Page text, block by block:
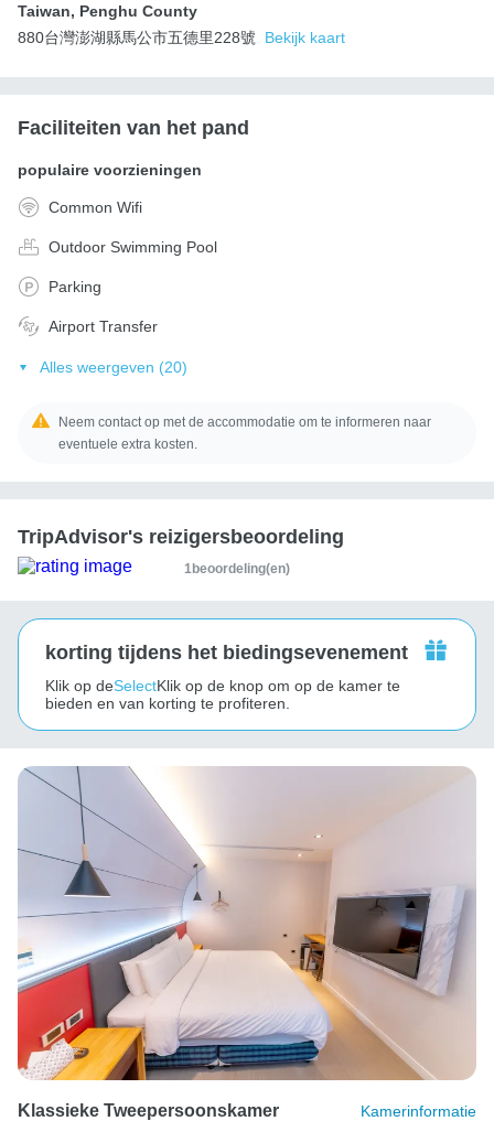
Taiwan, Penghu County
880台灣澎湖縣馬公市五德里228號
Bekijk kaart
Faciliteiten van het pand
populaire voorzieningen
Common Wifi
Outdoor Swimming Pool
Parking
Airport Transfer
Alles weergeven (20)
Neem contact op met de accommodatie om te informeren naar
eventuele extra kosten.
TripAdvisor's reizigersbeoordeling
1beoordeling(en)
korting tijdens het biedingsevenement
Klik op deSelectKlik op de knop om op de kamer te
bieden en van korting te profiteren.
Klassieke Tweepersoonskamer Kamerinformatie